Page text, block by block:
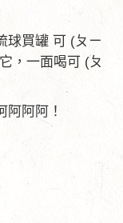
球買罐 可 (ㄆㄧ
，一面喝可 (ㄆ
阿阿阿！